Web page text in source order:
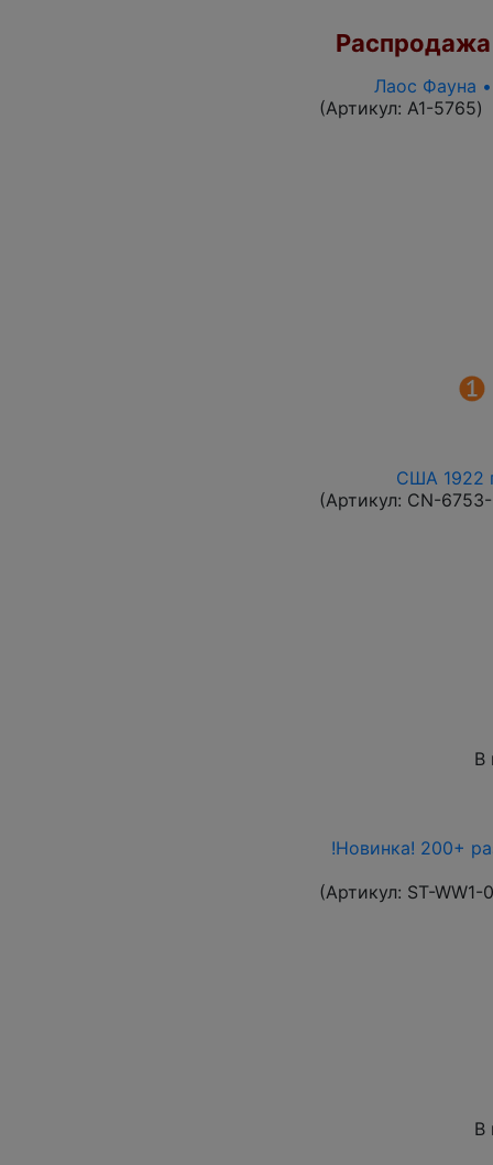
Распродажа
Лаос Фауна
(Артикул: A1-5765)
США 1922
(Артикул: CN-
В
!Новинка! 200+
(Артикул: ST-
В